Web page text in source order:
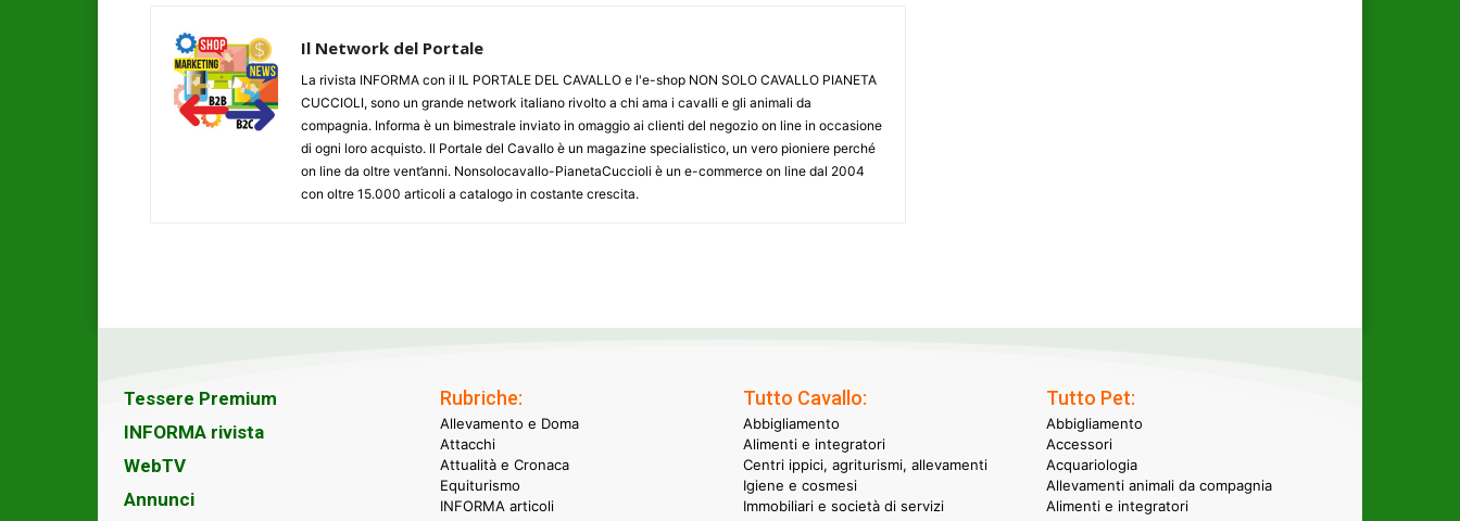
Il Network del Portale
La rivista INFORMA con il IL PORTALE DEL CAVALLO e l'e-shop NON SOLO CAVALLO PIANETA
CUCCIOLI, sono un grande network italiano rivolto a chi ama i cavalli e gli animali da
compagnia. Informa è un bimestrale inviato in omaggio ai clienti del negozio on line in occasione
di ogni loro acquisto. Il Portale del Cavallo è un magazine specialistico, un vero pioniere perché
on line da oltre vent’anni. Nonsolocavallo-PianetaCuccioli è un e-commerce on line dal 2004
con oltre 15.000 articoli a catalogo in costante crescita.
Tessere Premium
INFORMA rivista
WebTV
Annunci
Rubriche:
Allevamento e Doma
Attacchi
Attualità e Cronaca
Equiturismo
INFORMA articoli
Tutto Cavallo:
Abbigliamento
Alimenti e integratori
Centri ippici, agriturismi, allevamenti
Igiene e cosmesi
Immobiliari e società di servizi
Tutto Pet:
Abbigliamento
Accessori
Acquariologia
Allevamenti animali da compagnia
Alimenti e integratori